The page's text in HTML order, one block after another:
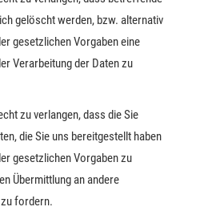
gelöscht werden, bzw. alternativ
gesetzlichen Vorgaben eine
Verarbeitung der Daten zu
zu verlangen, dass die Sie
die Sie uns bereitgestellt haben
gesetzlichen Vorgaben zu
Übermittlung an andere
fordern.